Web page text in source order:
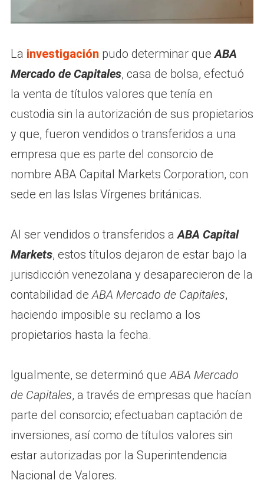
La investigación pudo determinar queABA
Mercado de Capitales, casa de bolsa, efectuó
la venta de títulos valores que tenía en
custodia sin la autorización de sus propietarios
y que, fueron vendidos o transferidos a una
empresa que es parte del consorcio de
nombre ABA Capital Markets Corporation, con
sede en las Islas Vírgenes británicas.
Al ser vendidos o transferidos aABA Capital
Markets, estos títulos dejaron de estar bajo la
jurisdicción venezolana y desaparecieron de la
contabilidad deABA Mercado de Capitales,
haciendo imposible su reclamo a los
propietarios hasta la fecha.
Igualmente, se determinó queABA Mercado
de Capitales, a través de empresas que hacían
parte del consorcio; efectuaban captación de
inversiones, así como de títulos valores sin
estar autorizadas por la Superintendencia
Nacional de Valores.